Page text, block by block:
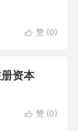
 赞 (0)
资本
 赞 (0)